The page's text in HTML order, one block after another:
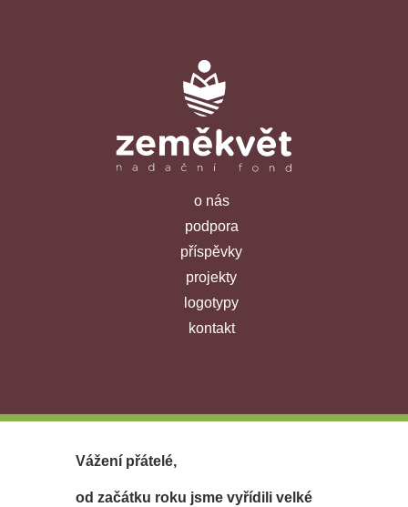
o nás
podpora
příspěvky
projekty
logotypy
kontakt
Vážení přátelé,
od začátku roku jsme vyřídili velké